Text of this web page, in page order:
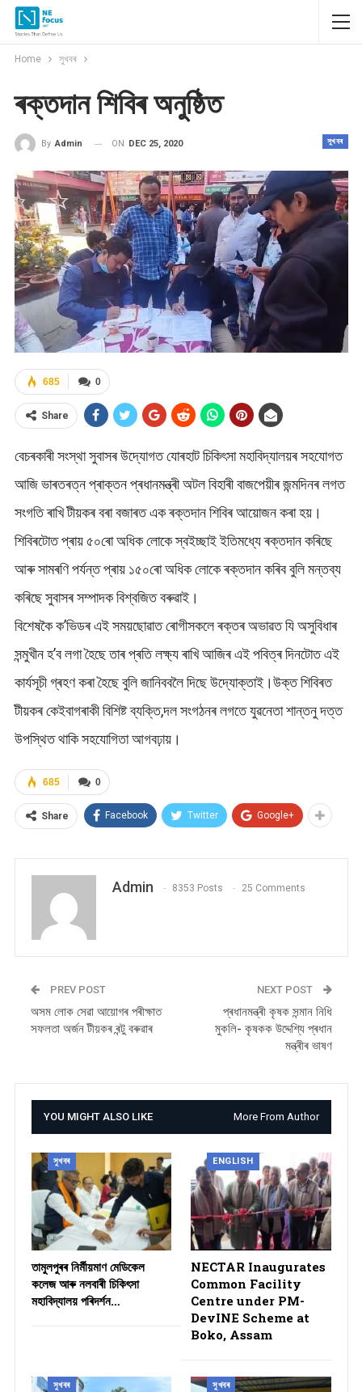
Home সুখবৰ
ৰক্তদান শিবিৰ অনুষ্ঠিত
সুখবৰ
By Admin ON DEC 25, 2020
0
685
Share
বেচৰকাৰী সংস্থা সুবাসৰ উদ্যোগত যোৰহাট চিকিৎসা মহাবিদ্যালয়ৰ সহযোগত
আজি ভাৰতৰত্ন প্ৰাক্তন প্ৰধানমন্ত্ৰী অটল বিহাৰী বাজপেয়ীৰ জন্মদিনৰ লগত
সংগতি ৰাখি টীয়কৰ বৰা বজাৰত এক ৰক্তদান শিবিৰ আয়োজন কৰা হয়।
শিবিৰটোত প্ৰায় ৫০ৰো অধিক লোকে স্বইচ্ছাই ইতিমধ্যে ৰক্তদান কৰিছে
আৰু সামৰণি পৰ্যন্ত প্ৰায় ১৫০ৰো অধিক লোকে ৰক্তদান কৰিব বুলি মন্তব্য
কৰিছে সুবাসৰ সম্পাদক বিশ্বজিত বৰুৱাই।
বিশেষকৈ ক’ভিডৰ এই সময়ছোৱাত ৰোগীসকলে ৰক্তৰ অভাৱত যি অসুবিধাৰ
সন্মুখীন হ’ব লগা হৈছে তাৰ প্ৰতি লক্ষ্য ৰাখি আজিৰ এই পবিত্ৰ দিনটোত এই
কাৰ্যসূচী গ্ৰহণ কৰা হৈছে বুলি জানিববলৈ দিছে উদ্যোক্তাই।উক্ত শিবিৰত
টীয়কৰ কেইবাগৰাকী বিশিষ্ট ব্যক্তি,দল সংগঠনৰ লগতে যুৱনেতা শান্তনু দত্ত
উপস্থিত থাকি সহযোগিতা আগবঢ়ায়।
0
685
Share Facebook Twitter Google+
Admin 8353 Posts 25 Comments
PREV POST
অসম লোক সেৱা আয়োগৰ পৰীক্ষাত
সফলতা অৰ্জন টীয়কৰ ৰন্টু বৰুৱাৰ
NEXT POST
প্ৰধানমন্ত্ৰী কৃষক সন্মান নিধি
মুকলি- কৃষকক উদ্দেশ্যি প্ৰধান
মন্ত্ৰীৰ ভাষণ
YOU MIGHT ALSO LIKE More From Author
সুখবৰ
তামুলপুৰৰ নিৰ্মীয়মাণ মেডিকেল
কলেজ আৰু নলবাৰী চিকিৎসা
মহাবিদ্যালয় পৰিদৰ্শন…
ENGLISH
NECTAR Inaugurates
Common Facility
Centre under PM-
DevINE Scheme at
Boko, Assam
সুখবৰ সুখবৰ